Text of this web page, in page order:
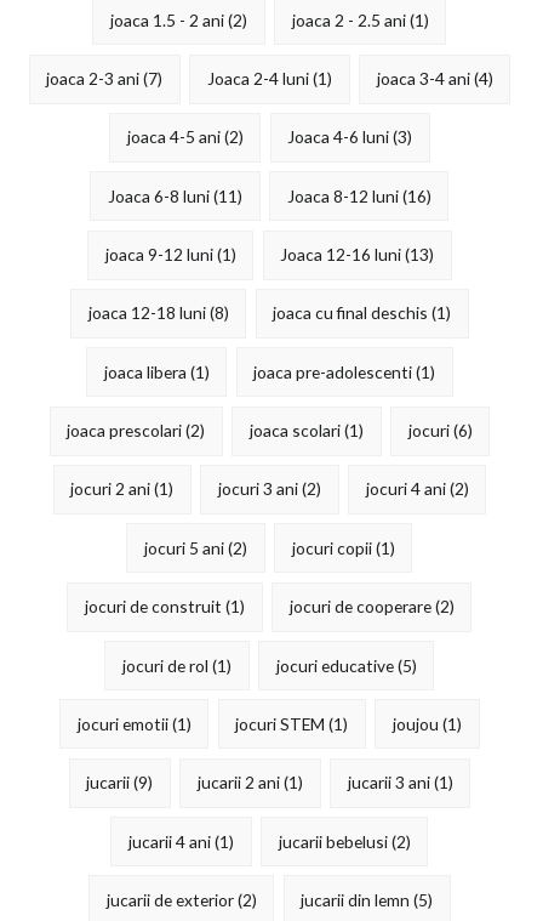
joaca 1.5 - 2 ani(2) joaca 2 - 2.5 ani(1)
joaca 2-3 ani(7) Joaca 2-4 luni(1) joaca 3-4 ani(4)
joaca 4-5 ani(2) Joaca 4-6 luni(3)
Joaca 6-8 luni(11) Joaca 8-12 luni(16)
joaca 9-12 luni(1) Joaca 12-16 luni(13)
joaca 12-18 luni(8) joaca cu final deschis (1)
joaca libera (1) joaca pre-adolescenti(1)
joaca prescolari(2) joaca scolari(1) jocuri(6)
jocuri 2 ani(1) jocuri 3 ani(2) jocuri 4 ani(2)
jocuri 5 ani(2) jocuri copii(1)
jocuri de construit (1) jocuri de cooperare(2)
jocuri de rol (1) jocuri educative(5)
jocuri emotii(1) jocuri STEM (1) joujou (1)
jucarii(9) jucarii 2 ani(1) jucarii 3 ani(1)
jucarii 4 ani(1) jucarii bebelusi(2)
jucarii de exterior(2) jucarii din lemn (5)